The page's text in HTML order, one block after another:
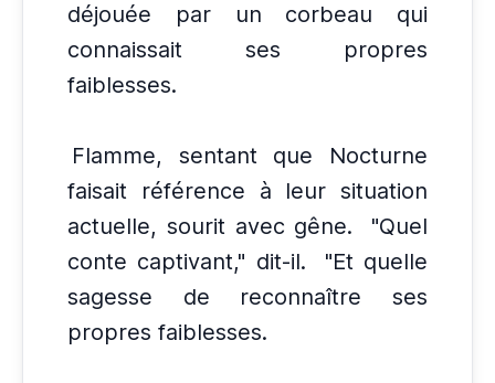
déjouée par un corbeau qui
connaissait ses propres
faiblesses.
Flamme, sentant que Nocturne
faisait référence à leur situation
actuelle, sourit avec gêne.
"Quel
conte captivant," dit-il.
"Et quelle
sagesse de reconnaître ses
propres faiblesses.